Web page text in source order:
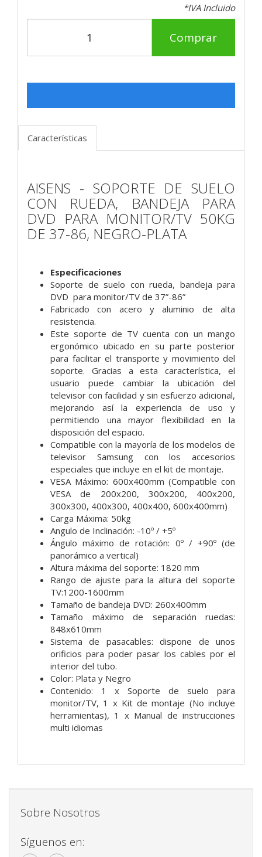
*IVA Incluido
Comprar
Características
AISENS - SOPORTE DE SUELO
CON RUEDA, BANDEJA PARA
DVD PARA MONITOR/TV 50KG
DE 37-86, NEGRO-PLATA
Especificaciones
Soporte de suelo con rueda, bandeja para
DVD para monitor/TV de 37”-86”
Fabricado con acero y aluminio de alta
resistencia.
Este soporte de TV cuenta con un mango
ergonómico ubicado en su parte posterior
para facilitar el transporte y movimiento del
soporte. Gracias a esta característica, el
usuario puede cambiar la ubicación del
televisor con facilidad y sin esfuerzo adicional,
mejorando así la experiencia de uso y
permitiendo una mayor flexibilidad en la
disposición del espacio.
Compatible con la mayoría de los modelos de
televisor Samsung con los accesorios
especiales que incluye en el kit de montaje.
VESA Máximo: 600x400mm (Compatible con
VESA de 200x200, 300x200, 400x200,
300x300, 400x300, 400x400, 600x400mm)
Carga Máxima: 50kg
Angulo de Inclinación: -10º / +5º
Ángulo máximo de rotación: 0º / +90º (de
panorámico a vertical)
Altura máxima del soporte: 1820 mm
Rango de ajuste para la altura del soporte
TV:1200-1600mm
Tamaño de bandeja DVD: 260x400mm
Tamaño máximo de separación ruedas:
848x610mm
Sistema de pasacables: dispone de unos
orificios para poder pasar los cables por el
interior del tubo.
Color: Plata y Negro
Contenido: 1 x Soporte de suelo para
monitor/TV, 1 x Kit de montaje (No incluye
herramientas), 1 x Manual de instrucciones
multi idiomas
Sobre Nosotros
Síguenos en: